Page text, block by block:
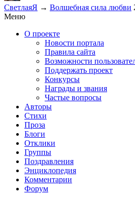
СветлаяЯ → Волшебная сила любви
Меню
О проекте
Новости портала
Правила сайта
Возможности
Поддержать проект
Конкурсы
Награды и звания
Частые вопросы
Авторы
Стихи
Проза
Блоги
Отклики
Группы
Поздравления
Энциклопедия
Комментарии
Форум